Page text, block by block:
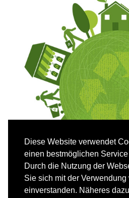
Diese Website verwendet
einen bestmöglichen
Durch die Nutzung der
Sie sich mit der
einverstanden. Näheres